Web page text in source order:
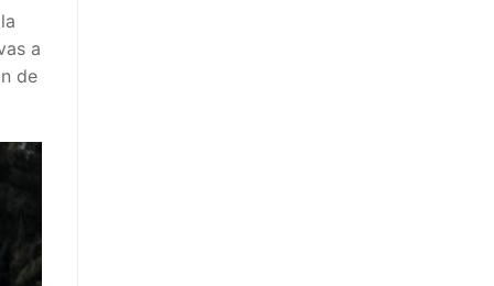
a
de